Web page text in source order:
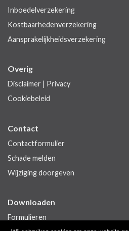
Inboedelverzekering
Kostbaarhedenverzekering
Aansprakelijkheidsverzekering
Overig
Disclaimer | Privacy
Cookiebeleid
Contact
Contactformulier
Schade melden
Wijziging doorgeven
Downloaden
Formulieren